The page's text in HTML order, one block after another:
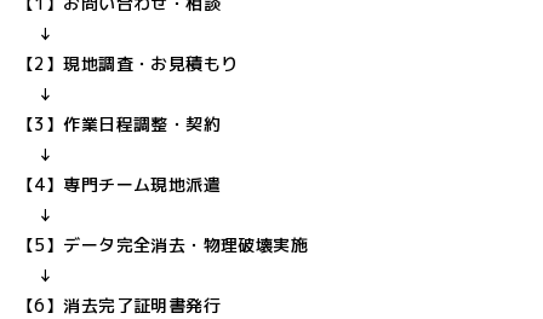
    ↓
【2】現地調査・お見積もり
    ↓
【3】作業日程調整・契約
    ↓
【4】専門チーム現地派遣
    ↓
【5】データ完全消去・物理破壊実施
    ↓
【6】消去完了証明書発行